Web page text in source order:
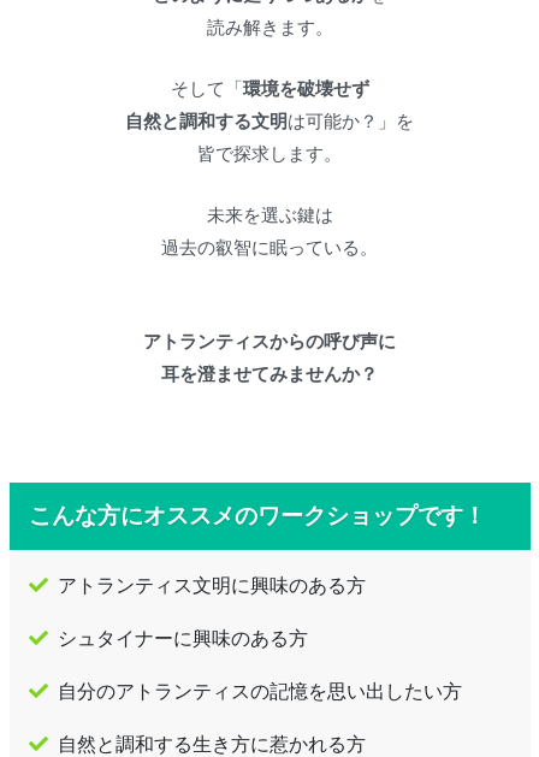
読み解きます。
そして「環境を破壊せず
自然と調和する文明は可能か？」を
皆で探求します。
未来を選ぶ鍵は
過去の叡智に眠っている。
アトランティスからの呼び声に
耳を澄ませてみませんか？
こんな方にオススメのワークショップです！
アトランティス文明に興味のある方
シュタイナーに興味のある方
自分のアトランティスの記憶を思い出したい方
自然と調和する生き方に惹かれる方